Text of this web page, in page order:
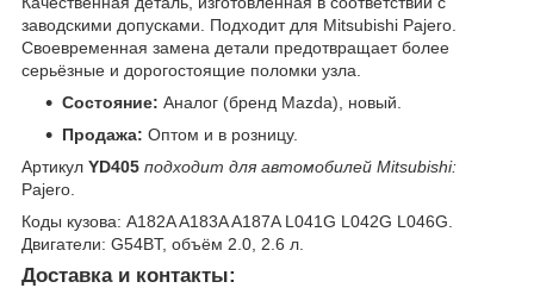
заводскими допусками. Подходит для Mitsubishi Pajero.
Своевременная замена детали предотвращает более
серьёзные и дорогостоящие поломки узла.
Состояние: Аналог (бренд Mazda), новый.
Продажа: Оптом и в розницу.
Артикул YD405 подходит для автомобилей Mitsubishi:
Pajero.
Коды кузова: A182A A183A A187A L041G L042G L046G.
Двигатели: G54BT, объём 2.0, 2.6 л.
Доставка и контакты: